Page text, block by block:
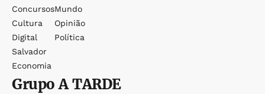
Concursos
Cultura
Digital
Salvador
Economia
Mundo
Opinião
Política
GrupoA TARDE